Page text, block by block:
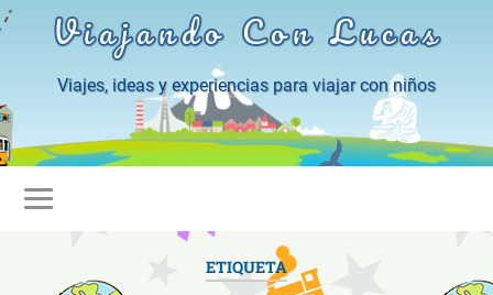
Viajando Con Lucas
Viajes, ideas y experiencias para viajar con niños
ETIQUETA